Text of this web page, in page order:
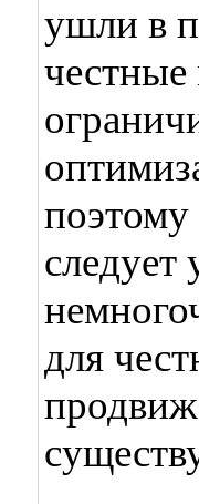
ушли в
честные
следует
для